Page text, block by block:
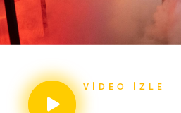
VIDEO İZLE